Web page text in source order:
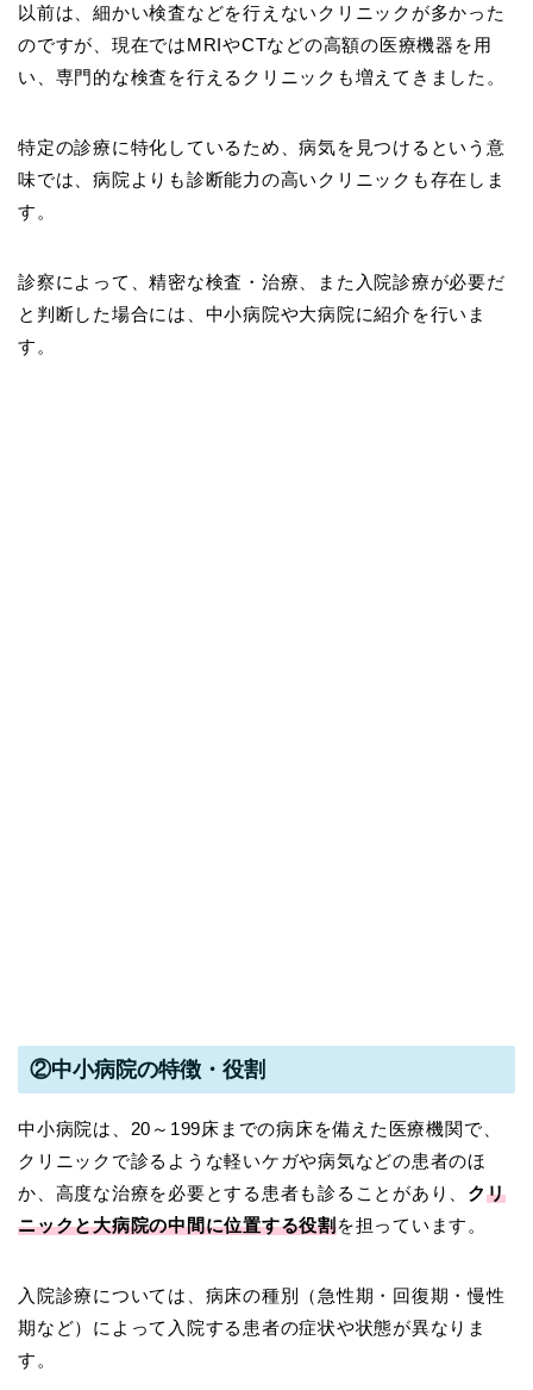
以前は、細かい検査などを行えないクリニックが多かった
のですが、現在ではMRIやCTなどの高額の医療機器を用
い、専門的な検査を行えるクリニックも増えてきました。
特定の診療に特化しているため、病気を見つけるという意
味では、病院よりも診断能力の高いクリニックも存在しま
す。
診察によって、精密な検査・治療、また入院診療が必要だ
と判断した場合には、中小病院や大病院に紹介を行いま
す。
②中小病院の特徴・役割
中小病院は、20～199床までの病床を備えた医療機関で、
クリニックで診るような軽いケガや病気などの患者のほ
か、高度な治療を必要とする患者も診ることがあり、 クリ
ニックと大病院の中間に位置する役割を担っています。
入院診療については、病床の種別（急性期・回復期・慢性
期など）によって入院する患者の症状や状態が異なりま
す。